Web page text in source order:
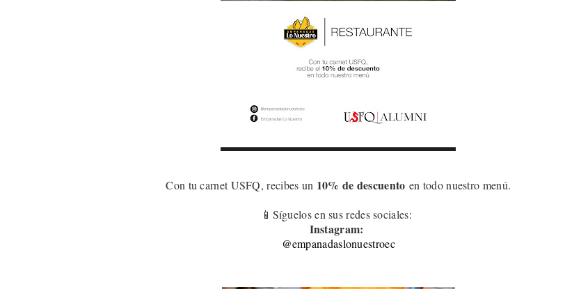
Con tu carnet USFQ, recibes un 10% de descuento en todo nuestro menú.
📱Síguelos en sus redes sociales:
Instagram:
@empanadaslonuestroec